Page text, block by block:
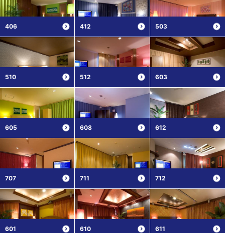
406 412 503
510 512 603
605 608 612
707 711 712
601 610 611